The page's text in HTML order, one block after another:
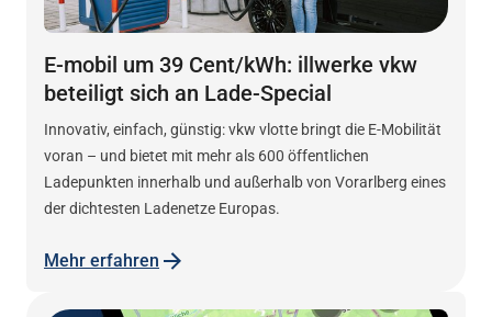
E-mobil um 39 Cent/kWh: illwerke vkw
beteiligt sich an Lade-Special
Innovativ, einfach, günstig: vkw vlotte bringt die E-Mobilität
voran – und bietet mit mehr als 600 öffentlichen
Ladepunkten innerhalb und außerhalb von Vorarlberg eines
der dichtesten Ladenetze Europas.
Mehr erfahren